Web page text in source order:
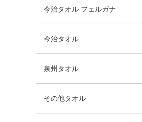
今治タオル フェルガナ
今治タオル
泉州タオル
その他タオル